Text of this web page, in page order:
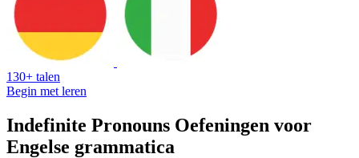
130+ talen
Begin met leren
Indefinite Pronouns Oefeningen voor
Engelse grammatica